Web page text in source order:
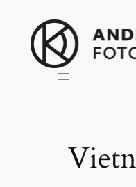
Inhalt
springen